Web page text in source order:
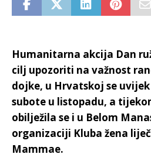
Humanitarna akcija Dan
cilj upozoriti na važnost
dojke, u Hrvatskoj se
subote u listopadu, a
obilježila se i u Belom
organizaciji Kluba žena
Mammae.